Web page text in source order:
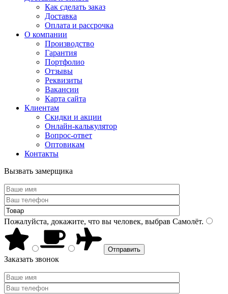
Как сделать заказ
Доставка
Оплата и рассрочка
О компании
Производство
Гарантия
Портфолио
Отзывы
Реквизиты
Вакансии
Карта сайта
Клиентам
Скидки и акции
Онлайн-калькулятор
Вопрос-ответ
Оптовикам
Контакты
Вызвать замерщика
Пожалуйста, докажите, что вы человек, выбрав Самолёт.
Заказать звонок